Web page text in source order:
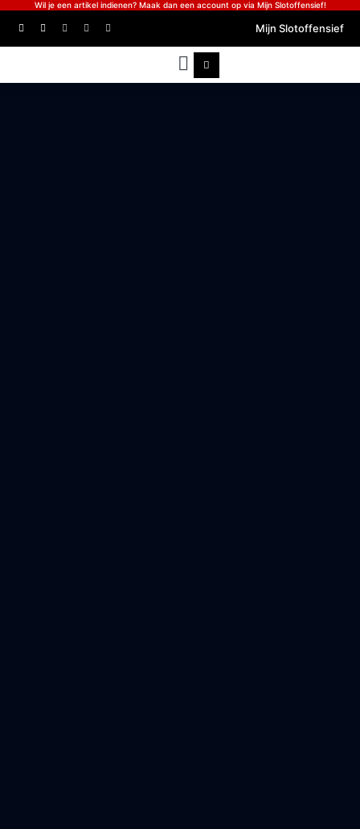
Wil je een artikel indienen? Maak dan een account op via Mijn Slotoffensief!
Mijn Slotoffensief